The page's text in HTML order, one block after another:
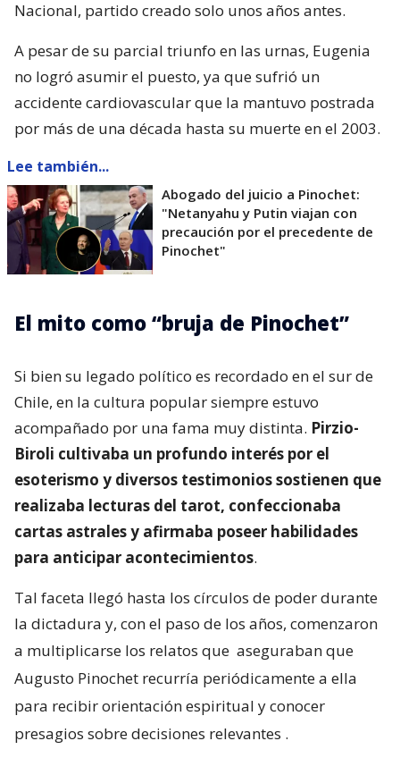
Nacional, partido creado solo unos años antes.
A pesar de su parcial triunfo en las urnas, Eugenia
no logró asumir el puesto, ya que sufrió un
accidente cardiovascular que la mantuvo postrada
por más de una década hasta su muerte en el 2003.
Lee también...
Abogado del juicio a Pinochet:
"Netanyahu y Putin viajan con
precaución por el precedente de
Pinochet"
El mito como “bruja de Pinochet”
Si bien su legado político es recordado en el sur de
Chile, en la cultura popular siempre estuvo
acompañado por una fama muy distinta. Pirzio-
Biroli cultivaba un profundo interés por el
esoterismo y diversos testimonios sostienen que
realizaba lecturas del tarot, confeccionaba
cartas astrales y afirmaba poseer habilidades
para anticipar acontecimientos.
Tal faceta llegó hasta los círculos de poder durante
la dictadura y, con el paso de los años, comenzaron
a multiplicarse los relatos que aseguraban que
Augusto Pinochet recurría periódicamente a ella
para recibir orientación espiritual y conocer
presagios sobre decisiones relevantes .